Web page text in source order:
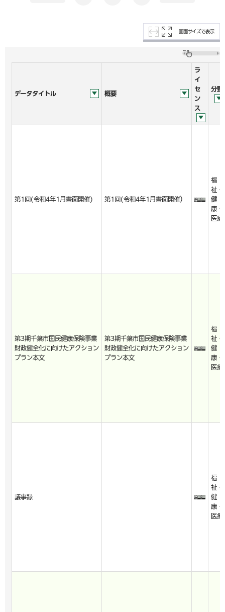
画面サイズで表示
データタイトル 概要
ラ
イ
セ
ン
ス
分野
第1回(令和4年1月書面開催) 第1回(令和4年1月書面開催）
福
祉・
健
康・
医療
第3期千葉市国民健康保険事業
財政健全化に向けたアクション
プラン本文
第3期千葉市国民健康保険事業
財政健全化に向けたアクション
プラン本文
福
祉・
健
康・
医療
議事録
福
祉・
健
康・
医療